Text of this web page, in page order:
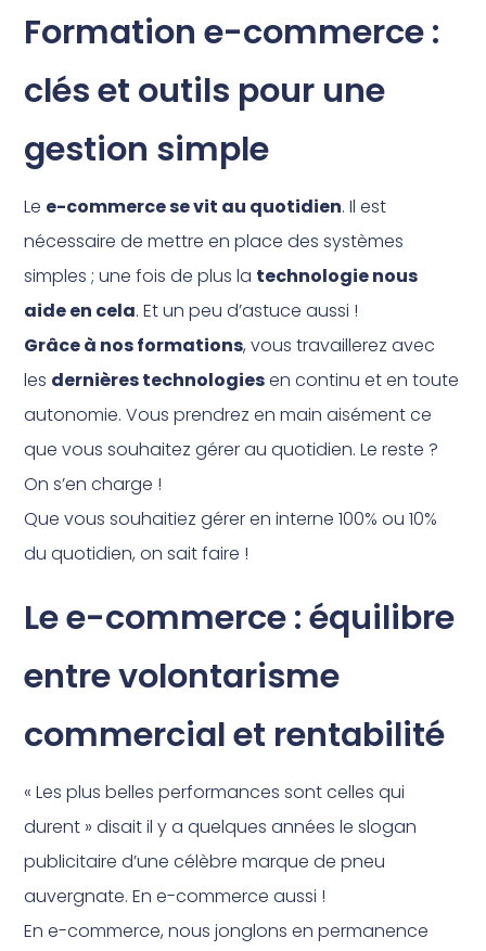
Formation e-commerce :
clés et outils pour une
gestion simple
Le e-commerce se vit au quotidien. Il est
nécessaire de mettre en place des systèmes
simples ; une fois de plus la technologie nous
aide en cela. Et un peu d’astuce aussi !
Grâce à nos formations, vous travaillerez avec
les dernières technologiesen continu et en toute
autonomie. Vous prendrez en main aisément ce
que vous souhaitez gérer au quotidien. Le reste ?
On s’en charge !
Que vous souhaitiez gérer en interne 100% ou 10%
du quotidien, on sait faire !
Le e-commerce : équilibre
entre volontarisme
commercial et rentabilité
« Les plus belles performances sont celles qui
durent » disait il y a quelques années le slogan
publicitaire d’une célèbre marque de pneu
auvergnate. En e-commerce aussi !
En e-commerce, nous jonglons en permanence